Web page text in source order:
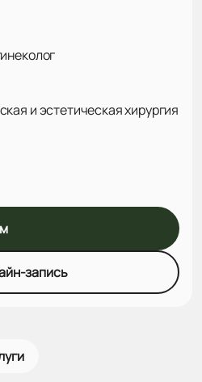
и эстетическая хирургия
запись